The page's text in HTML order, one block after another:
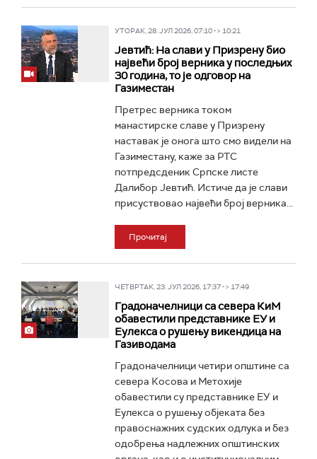
УТОРАК, 28. ЈУЛ 2026, 07:10 -> 10:21
Јевтић: На слави у Призрену био
највећи број верника у последњих
30 година, то је одговор на
Газиместан
Претрес верника током
манастирске славе у Призрену
наставак је онога што смо видели на
Газиместану, каже за РТС
потпредсденик Српске листе
Далибор Јевтић. Истиче да је слави
присуствовао највећи број верника...
Прочитај
ЧЕТВРТАК, 23. ЈУЛ 2026, 17:37 -> 17:49
Градоначелници са севера КиМ
обавестили представнике ЕУ и
Еулекса о рушењу викендица на
Газиводама
Градоначелници четири општине са
севера Косова и Метохије
обавестили су представнике ЕУ и
Еулекса о рушењу објеката без
правоснажних судских одлука и без
одобрења надлежних општинских